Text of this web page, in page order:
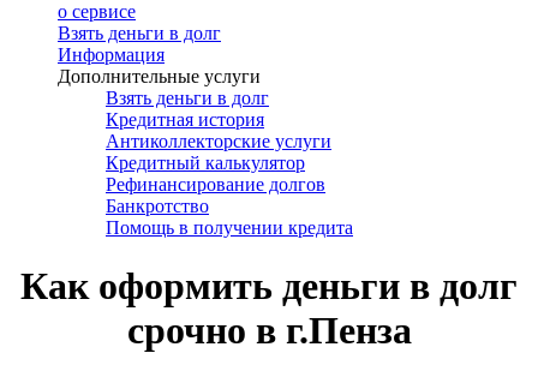
о сервисе
Взять деньги в долг
Информация
Дополнительные услуги
Взять деньги в долг
Кредитная история
Антиколлекторские услуги
Кредитный калькулятор
Рефинансирование долгов
Банкротство
Помощь в получении кредита
Как оформить деньги в долг
срочно в г.Пенза